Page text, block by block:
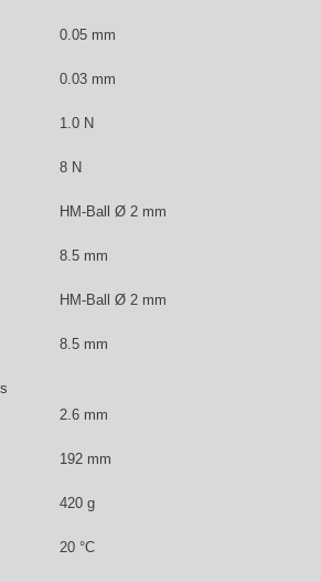
0.05 mm
0.03 mm
1.0 N
8 N
HM-Ball Ø 2 mm
8.5 mm
HM-Ball Ø 2 mm
8.5 mm
2.6 mm
192 mm
420 g
20 °C